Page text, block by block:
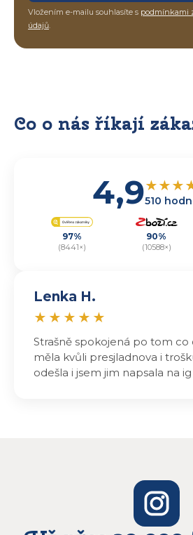
Vložením e-mailu souhlasíte s podmínkami
údajů.
Co o nás říkají
4,9★★★
510
97%
(8441×)
90%
(10588×)
Lenka H.
★ ★ ★ ★ ★
Strašně spokojená po tom co
měla kvůli presjladnova i
odešla i jsem jim napsala na